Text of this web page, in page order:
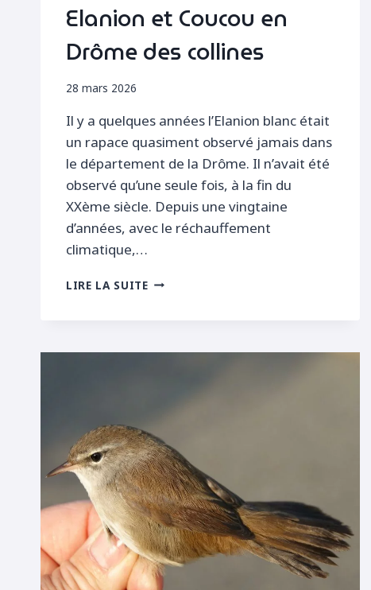
Elanion et Coucou en
Drôme des collines
28 mars 2026
Il y a quelques années l’Elanion blanc était
un rapace quasiment observé jamais dans
le département de la Drôme. Il n’avait été
observé qu’une seule fois, à la fin du
XXème siècle. Depuis une vingtaine
d’années, avec le réchauffement
climatique,…
LIRE LA SUITEELANION